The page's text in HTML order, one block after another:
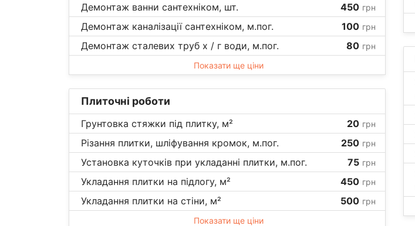
Демонтаж ванни сантехніком, шт. 450 грн
Демонтаж каналізації сантехніком, м.пог. 100 грн
Демонтаж сталевих труб х / г води, м.пог. 80 грн
Показати ще ціни
Плиточні роботи
Грунтовка стяжки під плитку, м² 20 грн
Різання плитки, шліфування кромок, м.пог. 250 грн
Установка куточків при укладанні плитки, м.пог. 75 грн
Укладання плитки на підлогу, м² 450 грн
Укладання плитки на стіни, м² 500 грн
Показати ще ціни